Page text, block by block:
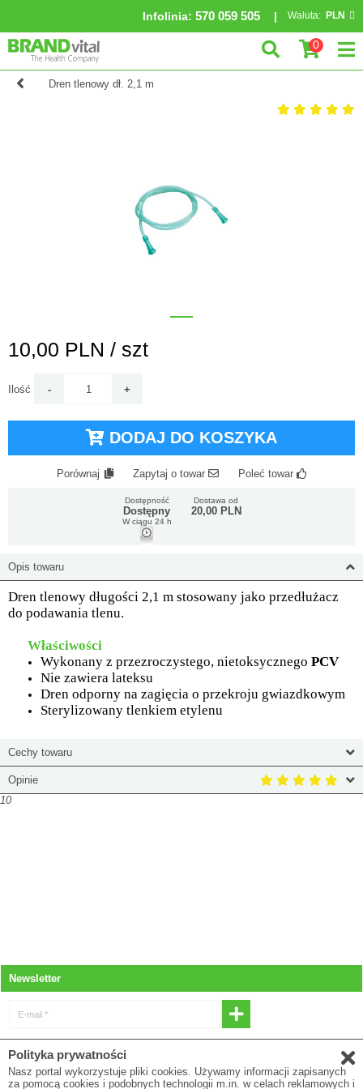
Infolinia: 570 059 505 Waluta: PLN
0
Dren tlenowy dł. 2,1 m
10,00 PLN / szt
Ilość
DODAJ DO KOSZYKA
Porównaj Zapytaj o towar Poleć towar
Dostępność
Dostępny
W ciągu 24 h
Dostawa od
20,00 PLN
Opis towaru
Dren tlenowy długości 2,1 m stosowany jako przedłużacz
do podawania tlenu.
Właściwości
Wykonany z przezroczystego, nietoksycznego PCV
Nie zawiera lateksu
Dren odporny na zagięcia o przekroju gwiazdkowym
Sterylizowany tlenkiem etylenu
Cechy towaru
Opinie
10
Newsletter
E-mail *
newslettera
E-mail
Polityka prywatności
Nasz portal wykorzystuje pliki cookies. Używamy informacji zapisanych
za pomocą cookies i podobnych technologii m.in. w celach reklamowych i